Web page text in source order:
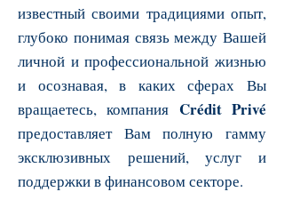
известный своими традициями опыт,
глубоко понимая связь между Вашей
личной и профессиональной жизнью
и осознавая, в каких сферах Вы
вращаетесь, компания Crédit Privé
предоставляет Вам полную гамму
эксклюзивных решений, услуг и
поддержки в финансовом секторе.